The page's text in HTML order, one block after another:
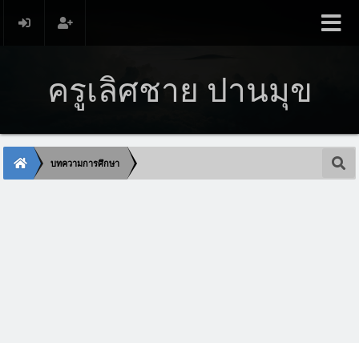
ครูเลิศชาย ปานมุข
บทความการศึกษา